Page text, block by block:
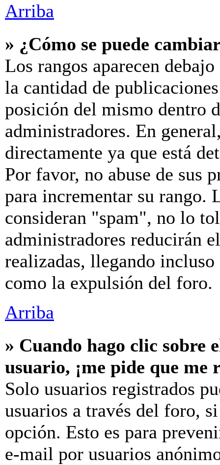
Arriba
» ¿Cómo se puede
Los rangos aparecen
la cantidad de
posición del mismo dentro
administradores. En
directamente ya que está
Por favor, no abuse de sus
para incrementar su rango.
consideran "spam", no lo
administradores reducirán
realizadas, llegando
como la expulsión del foro.
Arriba
» Cuando hago clic sobre
usuario, ¡me pide que me
Solo usuarios registrados
usuarios a través del foro,
opción. Esto es para
e-mail por usuarios